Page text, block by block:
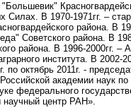
Силах. В 1970-1971гг. –
района. В
Советского района. В
района. В 1996-2000гг. –
института. В 2002-
по октябрь 2011г. -
академии наук
федерального
научный центр РАН».